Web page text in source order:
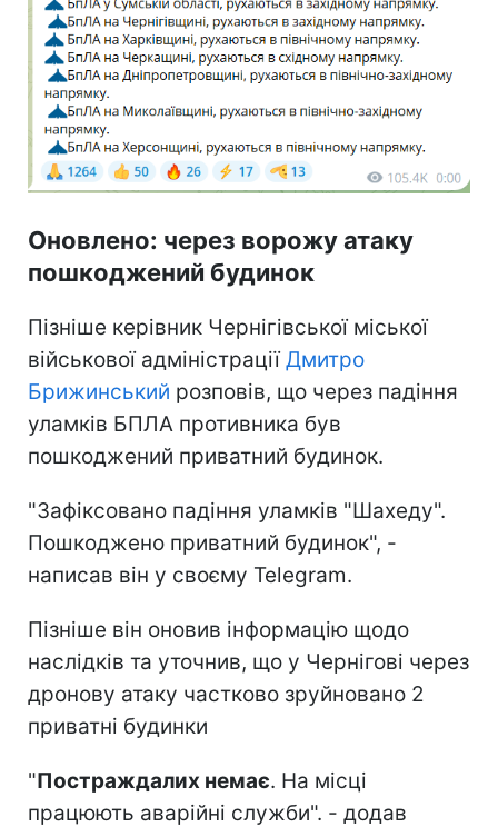
Оновлено: через ворожу атаку
пошкоджений будинок
Пізніше керівник Чернігівської міської
військової адміністраціїДмитро
Брижинський розповів, що через падіння
уламків БПЛА противника був
пошкоджений приватний будинок.
"Зафіксовано падіння уламків "Шахеду".
Пошкоджено приватний будинок", -
написав він у своєму Telegram.
Пізніше він оновив інформацію щодо
наслідків та уточнив, що у Чернігові через
дронову атаку частково зруйновано 2
приватні будинки
"Постраждалих немає. На місці
працюють аварійні служби". - додав